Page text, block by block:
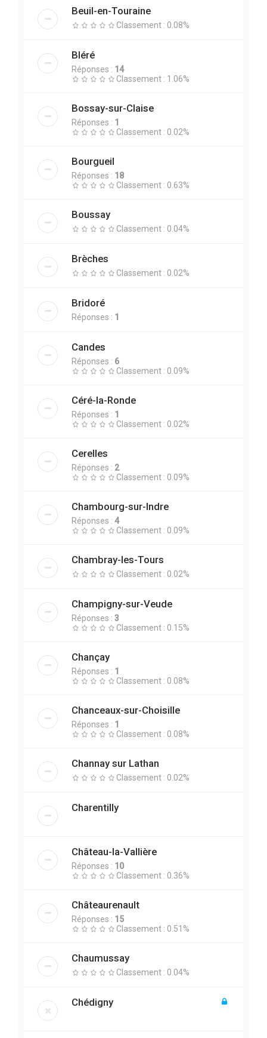
Beuil-en-Touraine
Classement : 0.08%
Bléré
Réponses : 14
Classement : 1.06%
Bossay-sur-Claise
Réponses : 1
Classement : 0.02%
Bourgueil
Réponses : 18
Classement : 0.63%
Boussay
Classement : 0.04%
Brèches
Classement : 0.02%
Bridoré
Réponses : 1
Candes
Réponses : 6
Classement : 0.09%
Céré-la-Ronde
Réponses : 1
Classement : 0.02%
Cerelles
Réponses : 2
Classement : 0.09%
Chambourg-sur-Indre
Réponses : 4
Classement : 0.09%
Chambray-les-Tours
Classement : 0.02%
Champigny-sur-Veude
Réponses : 3
Classement : 0.15%
Chançay
Réponses : 1
Classement : 0.08%
Chanceaux-sur-Choisille
Réponses : 1
Classement : 0.08%
Channay sur Lathan
Classement : 0.02%
Charentilly
Château-la-Vallière
Réponses : 10
Classement : 0.36%
Châteaurenault
Réponses : 15
Classement : 0.51%
Chaumussay
Classement : 0.04%
Chédigny